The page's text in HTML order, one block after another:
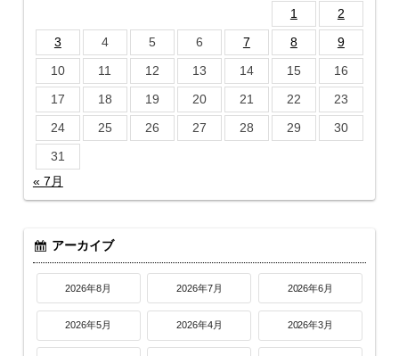
1
2
3
4 5 6 7 8
9
10
11 12 13 14 15
16
17
18 19 20 21 22
23
24
25 26 27 28 29
30
31
« 7月
アーカイブ
2026年8月 2026年7月 2026年6月
2026年5月 2026年4月 2026年3月